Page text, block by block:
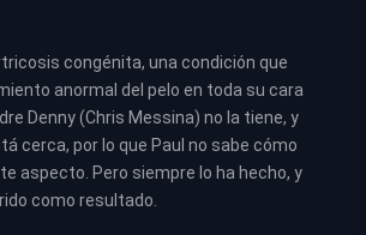
congénita, una condición que
anormal del pelo en toda su cara
Denny (Chris Messina) no la tiene, y
cerca, por lo que Paul no sabe cómo
aspecto. Pero siempre lo ha hecho, y
como resultado.